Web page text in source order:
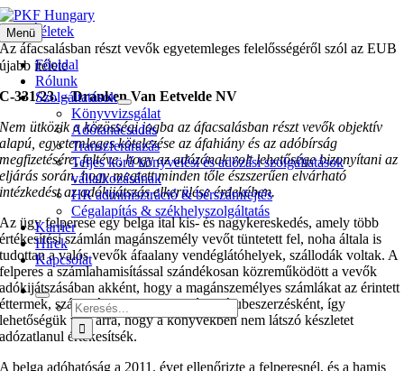
Kihagyás
Menü
Főoldal
Rólunk
Szolgáltatások
Könyvvizsgálat
Adótanácsadás
Transzferárazás
Teljes körű könyvelési és adózási szolgáltatások
vállalkozásának
HR adminisztráció & bérszámfejtés
Cégalapítás & székhelyszolgáltatás
Karrier
Hírek
Kapcsolat
Keresés...
EUB Ítéletek
Az áfacsalásban részt vevők egyetemleges felelősségéről szól az EUB
újabb ítélete
C‑331/23. – Dranken Van Eetvelde NV
Nem ütközik a közösségi jogba az áfacsalásban részt vevők objektív
alapú, egyetemleges kötelezése az áfahiány és az adóbírság
megfizetésére, feltéve, hogy az adózónak volt lehetősége bizonyítani az
eljárás során, hogy megtett minden tőle észszerűen elvárható
intézkedést az adókijátszás elkerülése érdekében.
Az ügy felperese egy belga ital kis- és nagykereskedés, amely több
értékesítési számlán magánszemély vevőt tüntetett fel, noha általa is
tudottan a valós vevők áfaalany vendéglátóhelyek, szállodák voltak. A
felperes a számlahamisítással szándékosan közreműködött a vevők
adókijátszásában akként, hogy a magánszemélyes számlákat az érintett
éttermek, szállodák, nem könyvelték le árubeszerzésként, így
lehetőségük volt arra, hogy a könyvekben nem látszó készletet
adózatlanul értékesítsék.
A belga adóhatóság a 2011. évet ellenőrizte a felperesnél, és a hamis